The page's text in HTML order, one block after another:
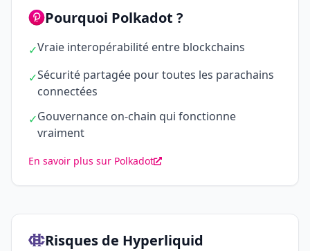
Pourquoi Polkadot ?
✓Vraie interopérabilité entre blockchains
✓Sécurité partagée pour toutes les parachains
connectées
✓Gouvernance on-chain qui fonctionne
vraiment
En savoir plus sur Polkadot
Risques de Hyperliquid